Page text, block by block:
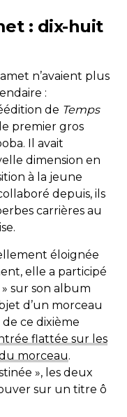
: dix-huit
n’avaient plus
:
de Temps
premier gros
Il avait
dimension en
à la jeune
depuis, ils
carrières au
éloignée
elle a participé
» sur son album
d’un morceau
ce dixième
flattée sur les
morceau.
», les deux
sur un titre ô